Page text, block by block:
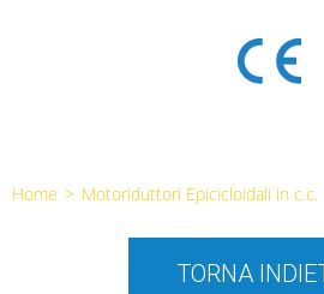
Home > Motoriduttori Epicicloidali in c.c.
TORNA